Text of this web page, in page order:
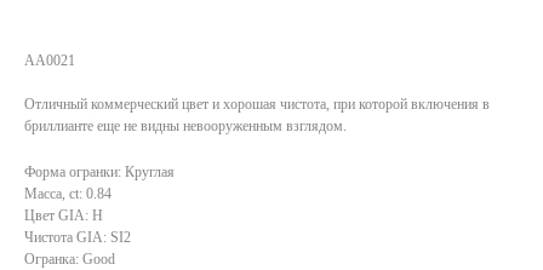
AA0021
Отличный коммерческий цвет и хорошая чистота, при которой включения в
бриллианте еще не видны невооруженным взглядом.
Форма огранки: Круглая
Масса, ct: 0.84
Цвет GIA: H
Чистота GIA: SI2
Огранка: Good